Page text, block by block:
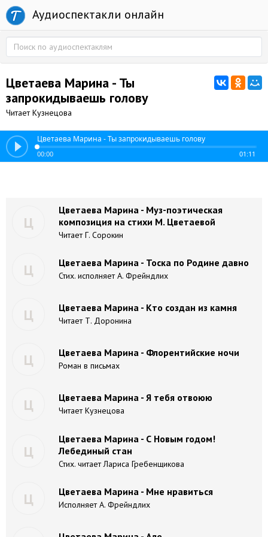
Аудиоспектакли онлайн
Цветаева Марина - Ты
запрокидываешь голову
Читает Кузнецова
Цветаева Марина - Ты запрокидываешь голову
00:00 01:11
Ц
Цветаева Марина - Муз-поэтическая
композиция на стихи М. Цветаевой
Читает Г. Сорокин
Ц Цветаева Марина - Тоска по Родине давно
Стих. исполняет А. Фрейндлих
Ц Цветаева Марина - Кто создан из камня
Читает Т. Доронина
Ц Цветаева Марина - Флорентийские ночи
Роман в письмах
Ц Цветаева Марина - Я тебя отвоюю
Читает Кузнецова
Ц
Цветаева Марина - С Новым годом!
Лебединый стан
Стих. читает Лариса Гребенщикова
Ц Цветаева Марина - Мне нравиться
Исполняет А. Фрейндлих